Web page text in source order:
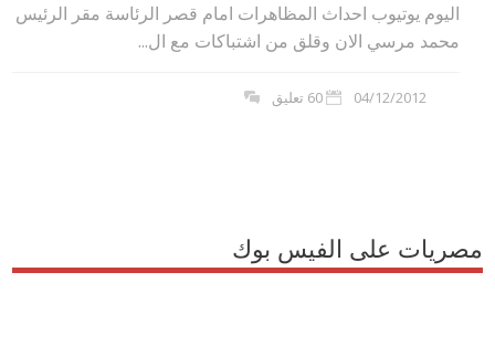
اليوم يوتيوب احداث المظاهرات امام قصر الرئاسة مقر الرئيس
محمد مرسي الان وقلق من اشتباكات مع ال...
04/12/2012 60 تعليق
مصريات على الفيس بوك